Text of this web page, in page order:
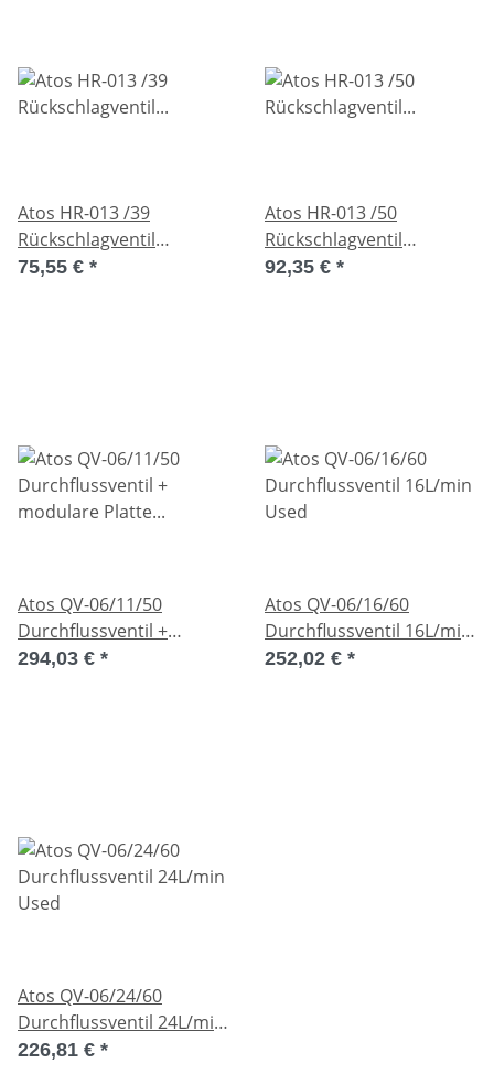
Atos HR-013 /39
Rückschlagventil
Zwischenplattenventil
75,55 € *
Atos HR-013 /50
Rückschlagventil
Zwischenplattenventil
92,35 € *
Atos QV-06/11/50
Durchflussventil +
modulare Platte BHQ-013
294,03 € *
Atos QV-06/16/60
Durchflussventil 16L/min
Used
252,02 € *
Atos QV-06/24/60
Durchflussventil 24L/min
Used
226,81 € *